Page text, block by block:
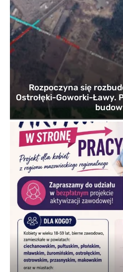
Rozpoczyna się
Ostrołęki-Goworki-Ławy.